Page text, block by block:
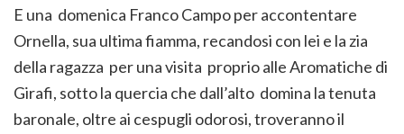
E una domenica Franco Campo per accontentare
Ornella, sua ultima fiamma, recandosi con lei e la zia
della ragazza per una visita proprio alle Aromatiche di
Girafi, sotto la quercia che dall’alto domina la tenuta
baronale, oltre ai cespugli odorosi, troveranno il